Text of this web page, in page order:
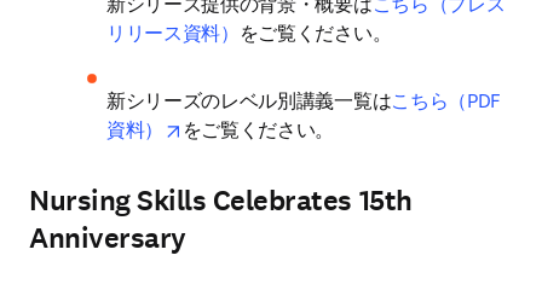
リリース資料） をご覧ください。
新シリーズのレベル別講義一覧はこちら（PDF
資料）
opens in new tab/window
をご覧ください。
Nursing Skills Celebrates 15th
Anniversary